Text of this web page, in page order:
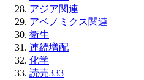
アジア関連
アベノミクス関連
衛生
連続増配
化学
読売333